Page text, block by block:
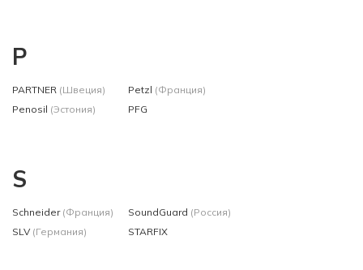
P
PARTNER (Швеция)
Penosil (Эстония)
Petzl (Франция)
PFG
S
Schneider (Франция)
SLV (Германия)
SoundGuard (Россия)
STARFIX